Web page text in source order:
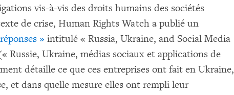
vis-à-vis des droits humains des sociétés
de crise, Human Rights Watch a publié un
» intitulé « Russia, Ukraine, and Social Media
Russie, Ukraine, médias sociaux et applications de
détaille ce que ces entreprises ont fait en Ukraine,
et dans quelle mesure elles ont rempli leur